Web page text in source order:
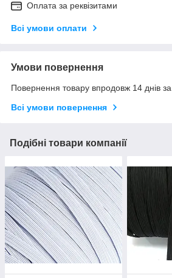
Оплата за реквізитами
Всі умови оплати
Умови повернення
Повернення товару впродовж 14 днів
Всі умови повернення
Подібні товари компанії